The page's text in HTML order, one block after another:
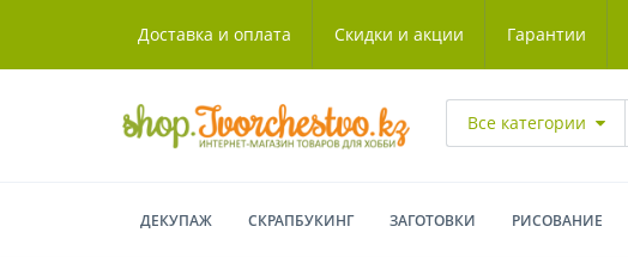
Доставка и оплата Скидки и акции Гарантии
Все категории
ДЕКУПАЖ СКРАПБУКИНГ ЗАГОТОВКИ РИСОВАНИЕ